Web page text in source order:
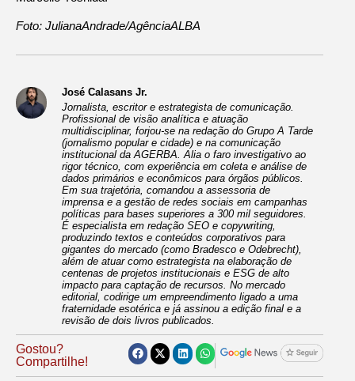
Foto: JulianaAndrade/AgênciaALBA
José Calasans Jr.
Jornalista, escritor e estrategista de comunicação.
Profissional de visão analítica e atuação
multidisciplinar, forjou-se na redação do Grupo A Tarde
(jornalismo popular e cidade) e na comunicação
institucional da AGERBA. Alia o faro investigativo ao
rigor técnico, com experiência em coleta e análise de
dados primários e econômicos para órgãos públicos.
Em sua trajetória, comandou a assessoria de
imprensa e a gestão de redes sociais em campanhas
políticas para bases superiores a 300 mil seguidores.
É especialista em redação SEO e copywriting,
produzindo textos e conteúdos corporativos para
gigantes do mercado (como Bradesco e Odebrecht),
além de atuar como estrategista na elaboração de
centenas de projetos institucionais e ESG de alto
impacto para captação de recursos. No mercado
editorial, codirige um empreendimento ligado a uma
fraternidade esotérica e já assinou a edição final e a
revisão de dois livros publicados.
Gostou?
Compartilhe!